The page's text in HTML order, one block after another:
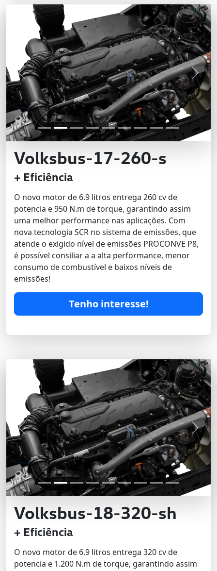
Volksbus-17-260-s
+ Eficiência
O novo motor de 6.9 litros entrega 260 cv de
potencia e 950 N.m de torque, garantindo assim
uma melhor performance nas aplicações. Com
nova tecnologia SCR no sistema de emissões, que
atende o exigido nível de emissões PROCONVE P8,
é possível consiliar a a alta performance, menor
consumo de combustível e baixos níveis de
emissões!
Tenho interesse!
Previous Next
Volksbus-18-320-sh
+ Eficiência
O novo motor de 6.9 litros entrega 320 cv de
potencia e 1.200 N.m de torque, garantindo assim
Previous Next